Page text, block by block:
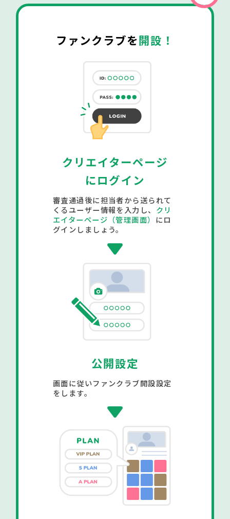
ファンクラブを開設！
クリエイターページ
にログイン
審査通過後に担当者から送られて
くるユーザー情報を入力し、 クリ
エイターページ（管理画面） にロ
グインしましょう。
公開設定
画面に従いファンクラブ開設設定
をします。